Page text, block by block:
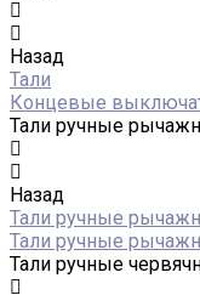
Назад
Тали
Концевые
Тали ручные
Назад
Тали ручные
Тали ручные
Тали ручные